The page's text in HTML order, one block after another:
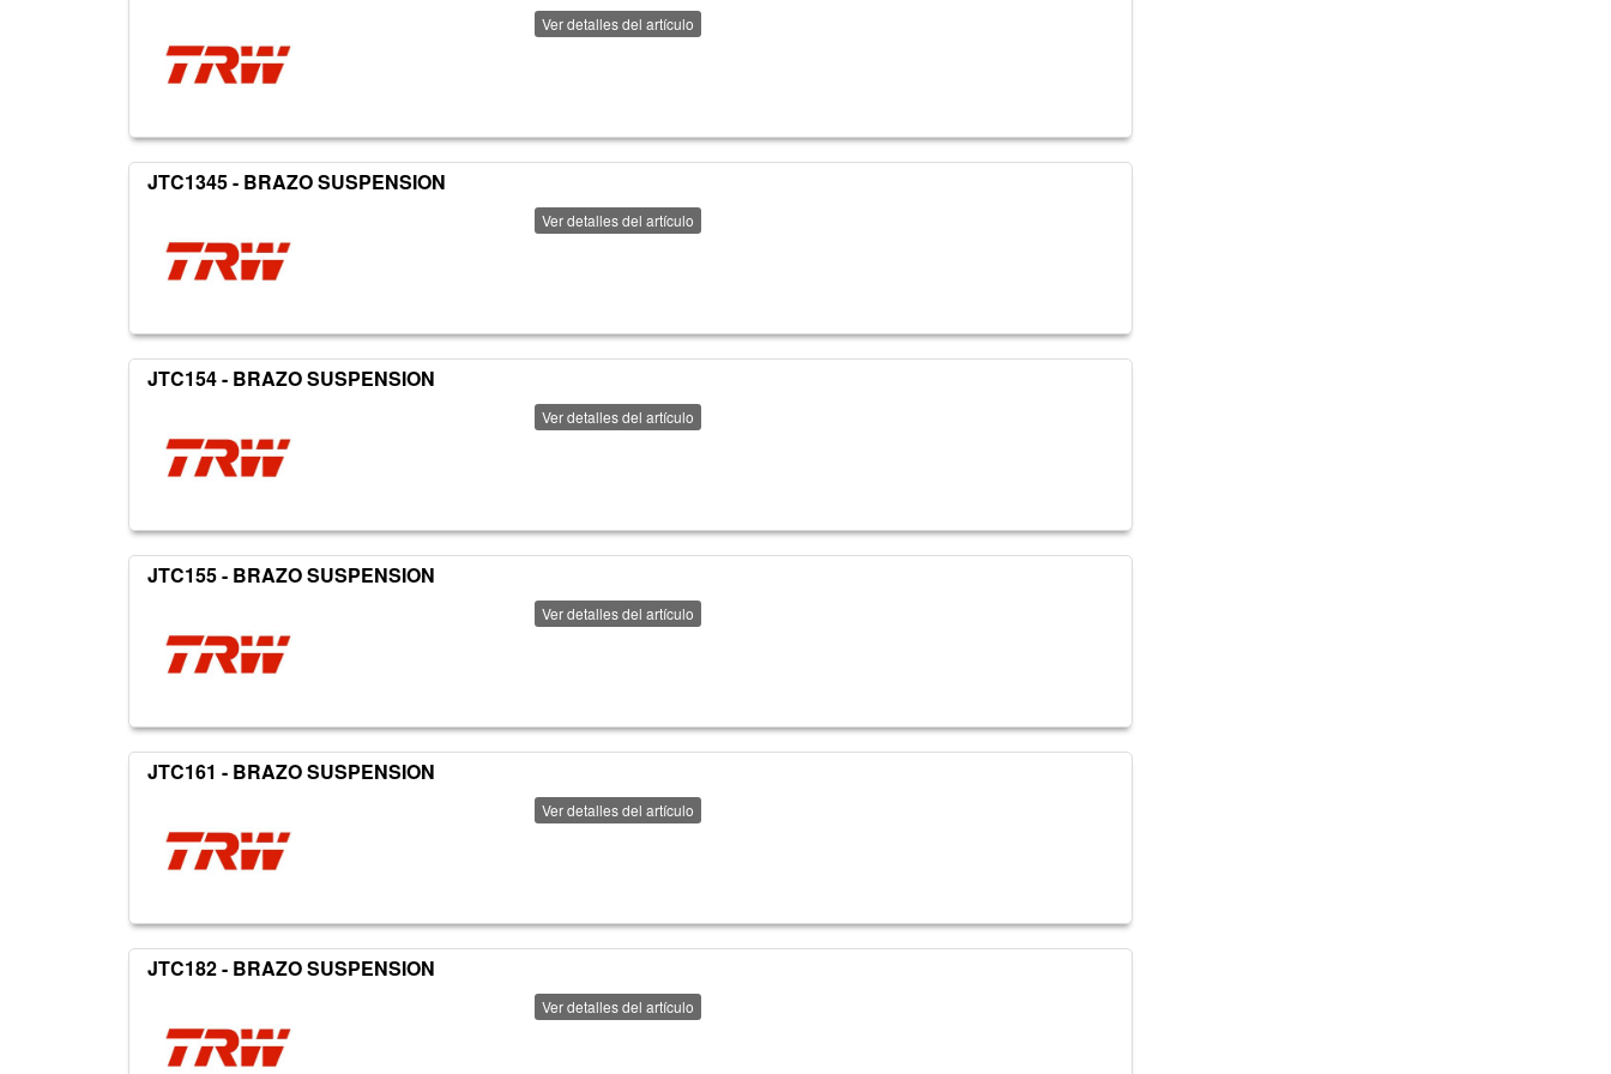
Ver detalles del artículo
JTC1345 - BRAZO SUSPENSION
Ver detalles del artículo
JTC154 - BRAZO SUSPENSION
Ver detalles del artículo
JTC155 - BRAZO SUSPENSION
Ver detalles del artículo
JTC161 - BRAZO SUSPENSION
Ver detalles del artículo
JTC182 - BRAZO SUSPENSION
Ver detalles del artículo